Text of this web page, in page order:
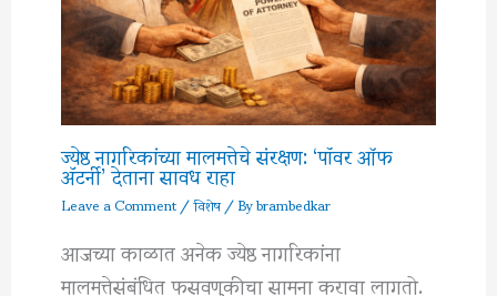
ज्येष्ठ नागरिकांच्या मालमत्तेचे संरक्षण: ‘पॉवर ऑफ
अ‍ॅटर्नी’ देताना सावध राहा
Leave a Comment/विशेष/ Bybrambedkar
आजच्या काळात अनेक ज्येष्ठ नागरिकांना